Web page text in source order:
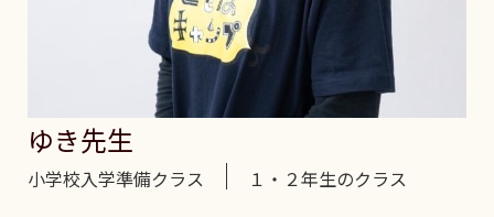
ゆき先生
小学校入学準備クラス ｜ １・２年生のクラス